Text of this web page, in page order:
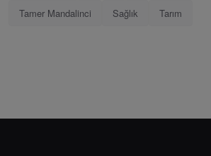
Tamer Mandalinci
Sağlık Tarım